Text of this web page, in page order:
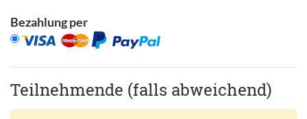
Bezahlung per
Teilnehmende (falls abweichend)